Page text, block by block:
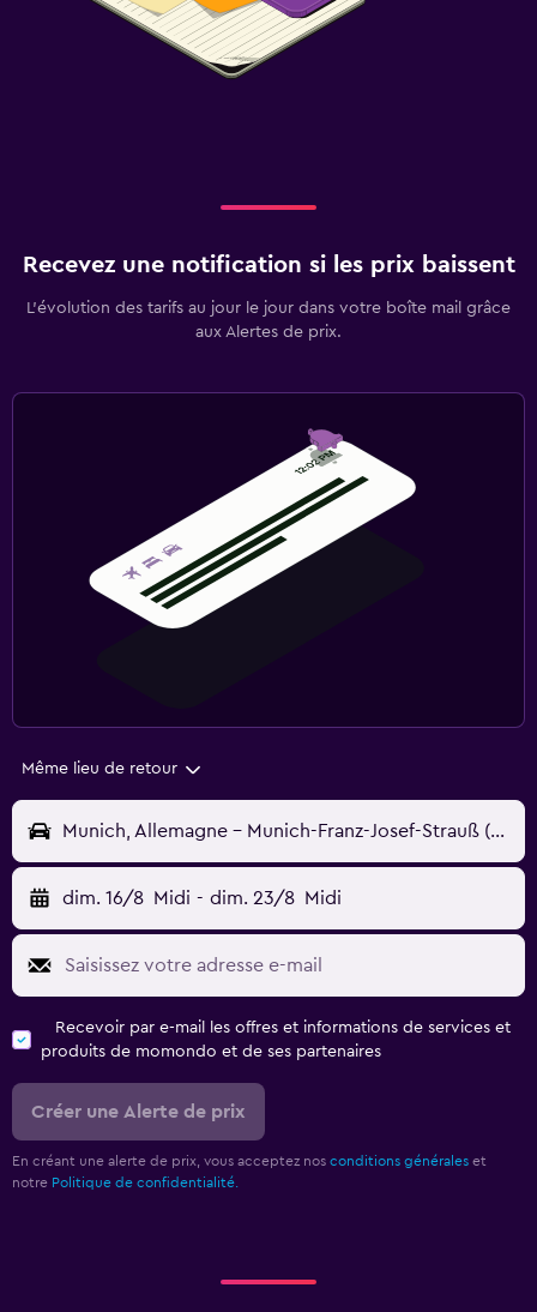
Recevez une notification si les prix baissent
L’évolution des tarifs au jour le jour dans votre boîte mail grâce
aux Alertes de prix.
Même lieu de retour
Munich, Allemagne - Munich-Franz-Josef-Strauß (MUC)
dim. 16/8 Midi - dim. 23/8 Midi
Recevoir par e-mail les offres et informations de services et
produits de momondo et de ses partenaires
Créer une Alerte de prix
En créant une alerte de prix, vous acceptez nos conditions générales et
notre Politique de confidentialité.